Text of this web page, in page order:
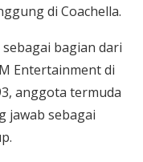
di Coachella.
bagian dari
Entertainment di
anggota termuda
jawab sebagai